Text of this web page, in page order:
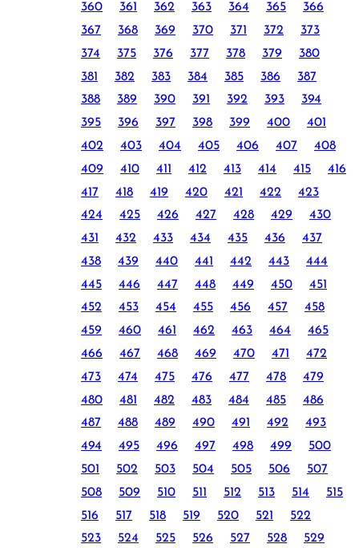
360
361 362 363 364 365
366
367
368 369 370 371 372
373
374
375 376 377 378 379
380
381
382 383 384 385 386
387
388
389 390 391 392 393
394
395
396 397 398 399 400
401
402
403 404 405 406 407
408
409
410 411 412 413 414 415
416
417
418 419 420 421 422
423
424
425 426 427 428 429
430
431
432 433 434 435 436
437
438
439 440 441 442 443
444
445
446 447 448 449 450
451
452
453 454 455 456 457
458
459
460 461 462 463 464
465
466
467 468 469 470 471
472
473
474 475 476 477 478
479
480
481 482 483 484 485
486
487
488 489 490 491 492
493
494
495 496 497 498 499
500
501
502 503 504 505 506
507
508
509 510 511 512 513 514
515
516
517 518 519 520 521
522
523
524 525 526 527 528 529